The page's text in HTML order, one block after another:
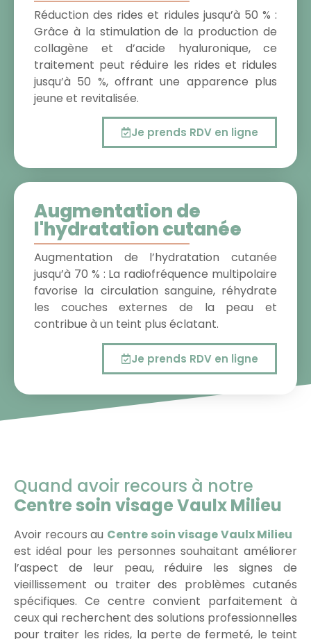
Réduction des rides et ridules jusqu’à 50 % :
Grâce à la stimulation de la production de
collagène et d’acide hyaluronique, ce
traitement peut réduire les rides et ridules
jusqu’à 50 %, offrant une apparence plus
jeune et revitalisée.
Je prends RDV en ligne
Augmentation de
l'hydratation cutanée
Augmentation de l’hydratation cutanée
jusqu’à 70 % : La radiofréquence multipolaire
favorise la circulation sanguine, réhydrate
les couches externes de la peau et
contribue à un teint plus éclatant.
Je prends RDV en ligne
Quand avoir recours à notre
Centre soin visage Vaulx Milieu
Avoir recours au Centre soin visage Vaulx Milieu
est idéal pour les personnes souhaitant améliorer
l’aspect de leur peau, réduire les signes de
vieillissement ou traiter des problèmes cutanés
spécifiques. Ce centre convient parfaitement à
ceux qui recherchent des solutions professionnelles
pour traiter les rides, la perte de fermeté, le teint